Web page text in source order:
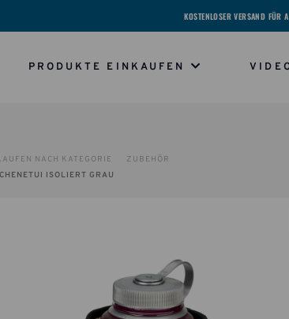
KOSTENLOSER VERSAND FÜR
PRODUKTE EINKAUFEN
NACH KATEGORIE
ZUBEHÖR
ISOLIERT GRAU